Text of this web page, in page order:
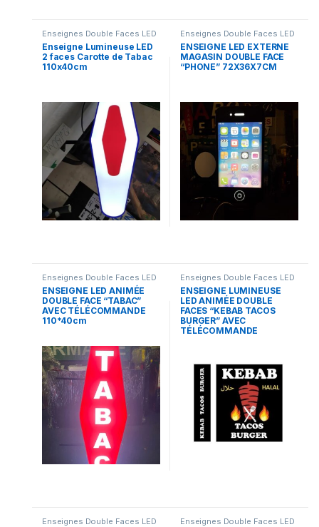
Enseignes Double Faces LED
Enseigne Lumineuse LED
2 faces Carotte de Tabac
110x40cm
Enseignes Double Faces LED
ENSEIGNE LED EXTERNE
MAGASIN DOUBLE FACE
“PHONE” 72X36X7CM
Enseignes Double Faces LED
ENSEIGNE LED ANIMÉE
DOUBLE FACE “TABAC”
AVEC TÉLÉCOMMANDE
110*40cm
Enseignes Double Faces LED
ENSEIGNE LUMINEUSE
LED ANIMÉE DOUBLE
FACES “KEBAB TACOS
BURGER” AVEC
TÉLÉCOMMANDE
Enseignes Double Faces LED Enseignes Double Faces LED